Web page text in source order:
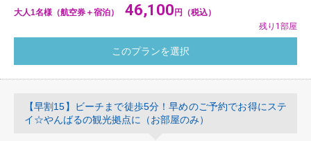
大人1名様（航空券＋宿泊） 46,100 円（税込）
残り1部屋
【早割15】ビーチまで徒歩5分！早めのご予約でお得にステ
イ☆やんばるの観光拠点に（お部屋のみ）